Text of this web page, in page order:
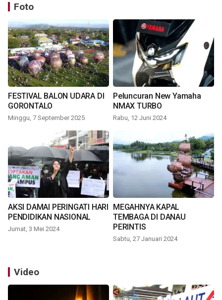
Foto
FESTIVAL BALON UDARA DI
GORONTALO
Minggu, 7 September 2025
Peluncuran New Yamaha
NMAX TURBO
Rabu, 12 Juni 2024
AKSI DAMAI PERINGATI HARI
PENDIDIKAN NASIONAL
Jumat, 3 Mei 2024
MEGAHNYA KAPAL
TEMBAGA DI DANAU
PERINTIS
Sabtu, 27 Januari 2024
Video